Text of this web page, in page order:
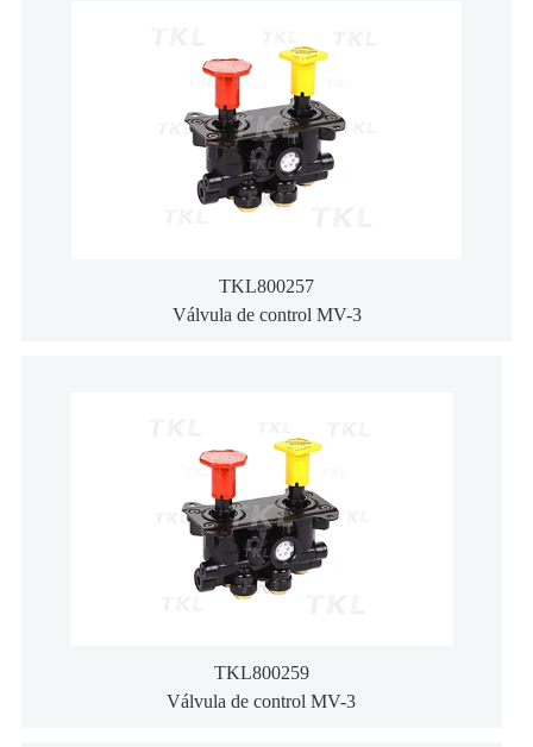
TKL800257
Válvula de control MV-3
TKL800259
Válvula de control MV-3